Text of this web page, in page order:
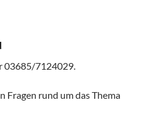
03685/7124029.
Fragen rund um das Thema